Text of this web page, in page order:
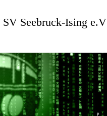
Seebruck-Ising e.V